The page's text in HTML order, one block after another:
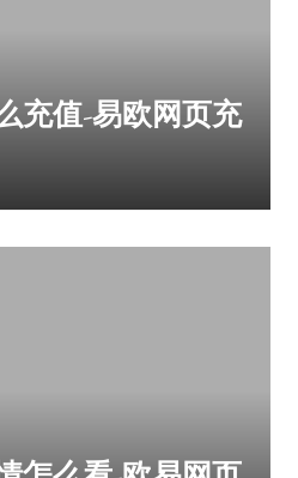
充值-易欧网页充